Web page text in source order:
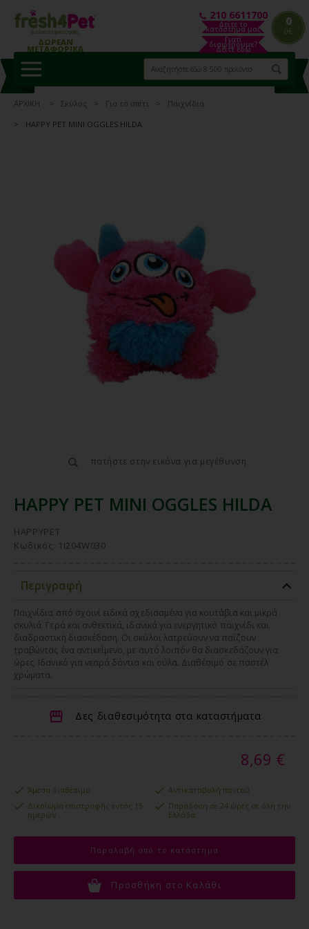
0
0€
ΔΩΡΕΑΝ
ΜΕΤΑΦΟΡΙΚΑ
Δείτε το
κατάστημα μας
Γιατί
διαφέρουμε?
Δείτε εδώ
210 6611700
ΑΡΧΙΚΗ Σκύλος Για το σπίτι
Παιχνίδια
HAPPY PET MINI OGGLES HILDA
πατήστε στην εικόνα για μεγέθυνση
HAPPY PET MINI OGGLES HILDA
HAPPYPET
Κωδικός: 1I204W030
Περιγραφή
Παιχνίδια από σχοινί ειδικά σχεδιασμένα για κουτάβια και μικρά
σκυλιά. Γερά και ανθεκτικά, ιδανικά για ενεργητικό παιχνίδι και
διαδραστική διασκέδαση. Οι σκύλοι λατρεύουν να παίζουν
τραβώντας ένα αντικείμενο, με αυτό λοιπόν θα διασκεδάζουν για
ώρες. Ιδανικό για νεαρά δόντια και ούλα. Διαθέσιμό σε παστέλ
χρώματα.
Δες διαθεσιμότητα στα καταστήματα
8,69 €
Άμεσα διαθέσιμο
Αντικαταβολή παντού
Δικαίωμα επιστροφής εντός 15
ημερών
Παράδοση σε 24 ώρες σε όλη την
Ελλάδα
Παραλαβή από το κατάστημα
Προσθήκη στο Καλάθι